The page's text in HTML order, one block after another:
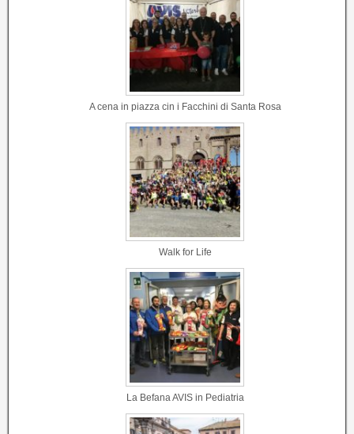
A cena in piazza cin i Facchini di Santa Rosa
Walk for Life
La Befana AVIS in Pediatria